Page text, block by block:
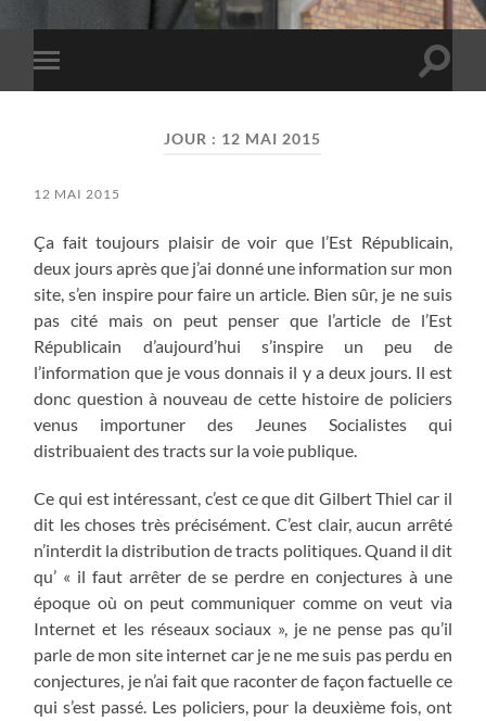
Toggle
mobile
Toggle
JOUR : 12 MAI 2015
12 MAI 2015
Ça fait toujours plaisir de voir que l’Est Républicain,
deux jours après que j’ai donné une information sur mon
site, s’en inspire pour faire un article. Bien sûr, je ne suis
pas cité mais on peut penser que l’article de l’Est
Républicain d’aujourd’hui s’inspire un peu de
l’information que je vous donnais il y a deux jours. Il est
donc question à nouveau de cette histoire de policiers
venus importuner des Jeunes Socialistes qui
distribuaient des tracts sur la voie publique.
Ce qui est intéressant, c’est ce que dit Gilbert Thiel car il
dit les choses très précisément. C’est clair, aucun arrêté
n’interdit la distribution de tracts politiques. Quand il dit
qu’ « il faut arrêter de se perdre en conjectures à une
époque où on peut communiquer comme on veut via
Internet et les réseaux sociaux », je ne pense pas qu’il
parle de mon site internet car je ne me suis pas perdu en
conjectures, je n’ai fait que raconter de façon factuelle ce
qui s’est passé. Les policiers, pour la deuxième fois, ont